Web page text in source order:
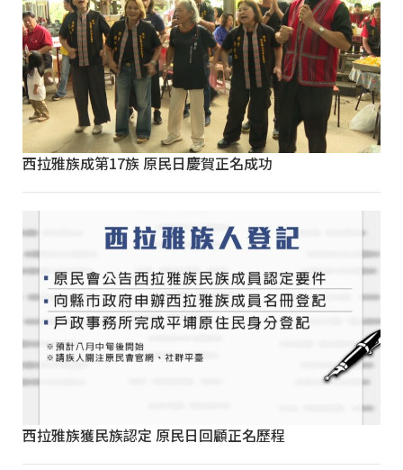
西拉雅族成第17族 原民日慶賀正名成功
西拉雅族獲民族認定 原民日回顧正名歷程